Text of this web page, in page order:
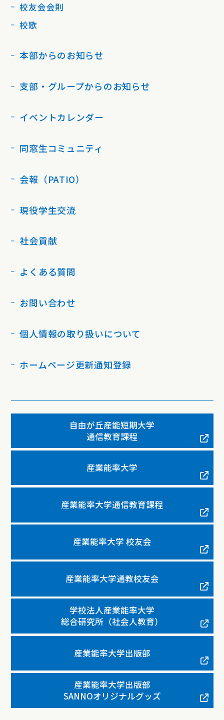
校友会会則
校歌
本部からのお知らせ
支部・グループからのお知らせ
イベントカレンダー
同窓生コミュニティ
会報（PATIO）
現役学生交流
社会貢献
よくある質問
お問い合わせ
個人情報の取り扱いについて
ホームページ更新通知登録
自由が丘産能短期大学
通信教育課程
産業能率大学
産業能率大学通信教育課程
産業能率大学 校友会
産業能率大学通教校友会
学校法人産業能率大学
総合研究所（社会人教育）
産業能率大学出版部
産業能率大学出版部
SANNOオリジナルグッズ